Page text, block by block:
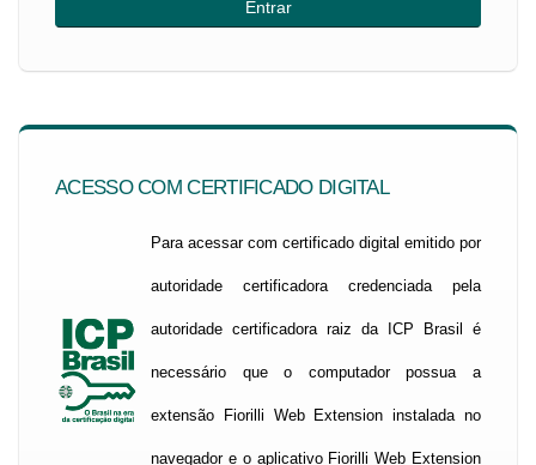
ACESSO COM CERTIFICADO DIGITAL
Para acessar com certificado digital emitido por
autoridade certificadora credenciada pela
autoridade certificadora raiz da ICP Brasil é
necessário que o computador possua a
extensão Fiorilli Web Extension instalada no
navegador e o aplicativo Fiorilli Web Extension